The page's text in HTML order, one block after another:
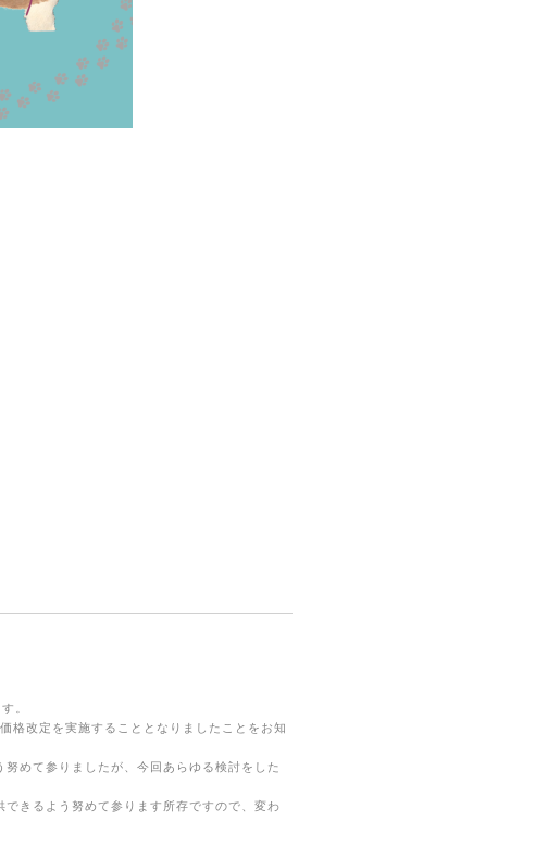
。
格改定を実施することとなりましたことをお知
めて参りましたが、今回あらゆる検討をした
きるよう努めて参ります所存ですので、変わ